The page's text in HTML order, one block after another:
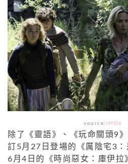
source: IMDb
除了《靈語》、《玩命關頭9
訂5月27日登場的《厲陰宅3：
6月4日的《時尚惡女：庫伊拉